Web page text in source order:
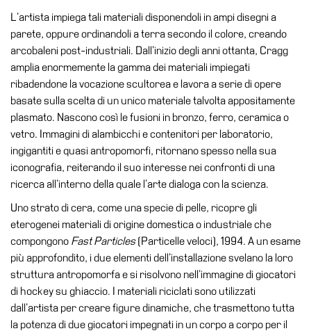
Educazione
Formazione
Ricerca
Famiglie
Scuole
Visite
guidate
Progetto
Summer
School
Progetti
Speciali
EN
Ricerca
L’artista impiega tali materiali disponendoli in ampi disegni a
parete, oppure ordinandoli a terra secondo il colore, creando
arcobaleni post-industriali. Dall’inizio degli anni ottanta, Cragg
amplia enormemente la gamma dei materiali impiegati
ribadendone la vocazione scultorea e lavora a serie di opere
basate sulla scelta di un unico materiale talvolta appositamente
plasmato. Nascono così le fusioni in bronzo, ferro, ceramica o
vetro. Immagini di alambicchi e contenitori per laboratorio,
ingigantiti e quasi antropomorfi, ritornano spesso nella sua
iconografia, reiterando il suo interesse nei confronti di una
ricerca all’interno della quale l’arte dialoga con la scienza.
Uno strato di cera, come una specie di pelle, ricopre gli
eterogenei materiali di origine domestica o industriale che
compongono Fast Particles(Particelle veloci), 1994. A un esame
più approfondito, i due elementi dell’installazione svelano la loro
struttura antropomorfa e si risolvono nell’immagine di giocatori
di hockey su ghiaccio. I materiali riciclati sono utilizzati
dall’artista per creare figure dinamiche, che trasmettono tutta
la potenza di due giocatori impegnati in un corpo a corpo per il